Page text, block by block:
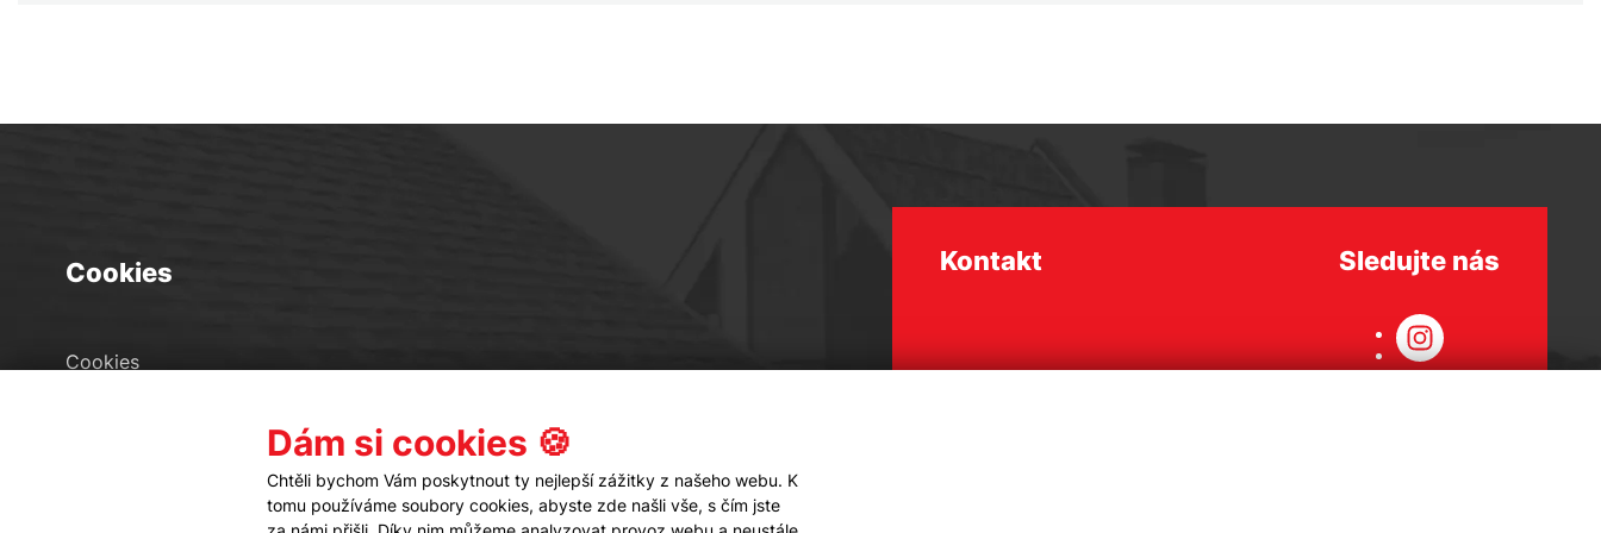
Cookies
Cookies
Kontakt Sledujte nás
Dám si cookies 🍪
Chtěli bychom Vám poskytnout ty nejlepší zážitky z našeho webu. K
tomu používáme soubory cookies, abyste zde našli vše, s čím jste